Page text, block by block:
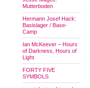
Mutterboden
Hermann Josef Hack:
Basislager / Base-
Camp
Ian McKeever – Hours
of Darkness, Hours of
Light
FORTY FIVE
SYMBOLS